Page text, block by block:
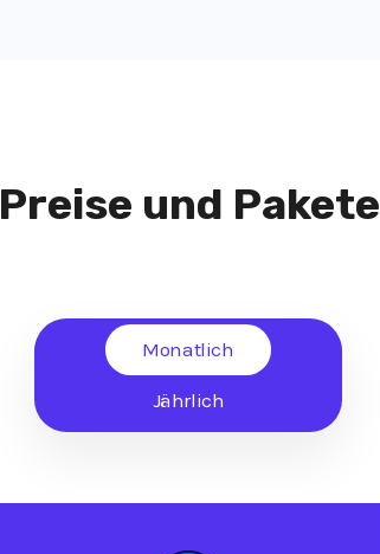
Preise und Pakete
Monatlich
Jährlich